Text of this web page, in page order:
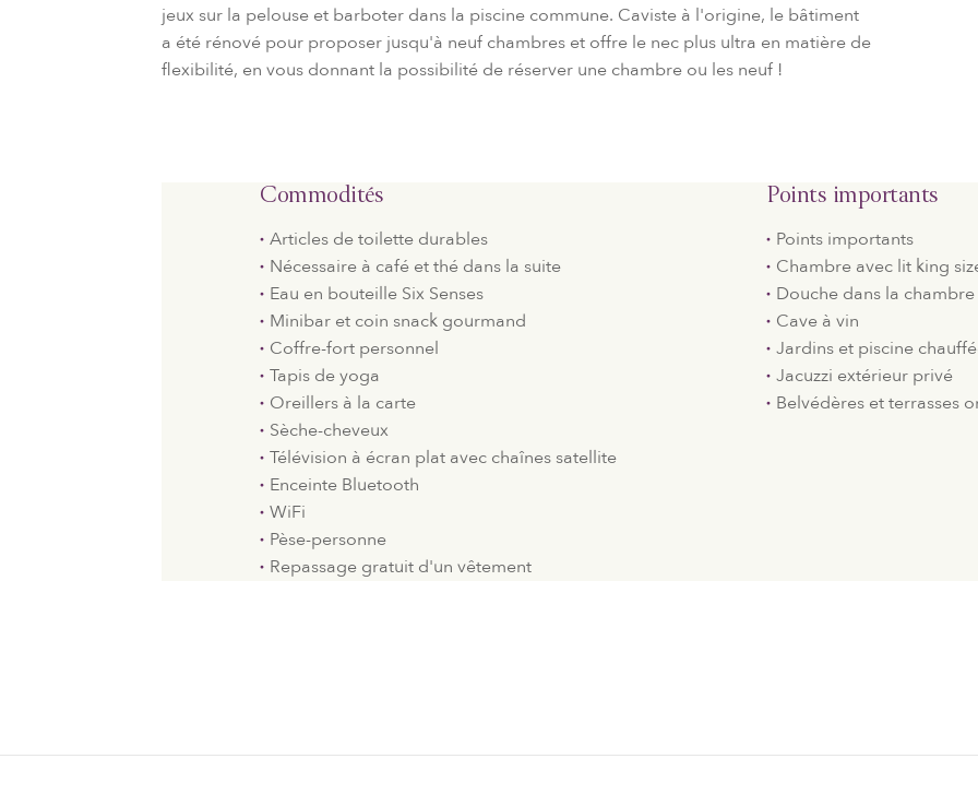
jeux sur la pelouse et barboter dans la piscine commune. Caviste à l'origine, le bâtiment
a été rénové pour proposer jusqu'à neuf chambres et offre le nec plus ultra en matière de
flexibilité, en vous donnant la possibilité de réserver une chambre ou les neuf !
Commodités
Articles de toilette durables
Nécessaire à café et thé dans la suite
Eau en bouteille Six Senses
Minibar et coin snack gourmand
Coffre-fort personnel
Tapis de yoga
Oreillers à la carte
Sèche-cheveux
Télévision à écran plat avec chaînes satellite
Enceinte Bluetooth
WiFi
Pèse-personne
Repassage gratuit d'un vêtement
Points importants
Points importants
Chambre avec lit king
Douche dans la chambre
Cave à vin
Jardins et piscine
Jacuzzi extérieur privé
Belvédères et terrasses